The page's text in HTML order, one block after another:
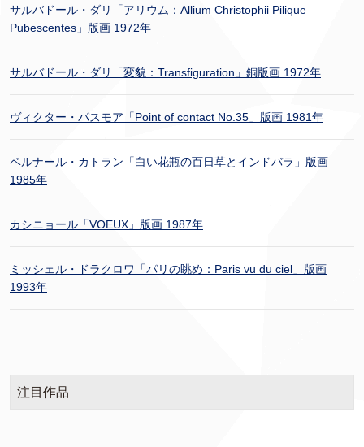
サルバドール・ダリ「アリウム：Allium Christophii Pilique
Pubescentes」版画 1972年
サルバドール・ダリ「変貌：Transfiguration」銅版画 1972年
ヴィクター・パスモア「Point of contact No.35」版画 1981年
ベルナール・カトラン「白い花瓶の百日草とインドバラ」版画
1985年
カシニョール「VOEUX」版画 1987年
ミッシェル・ドラクロワ「パリの眺め：Paris vu du ciel」版画
1993年
注目作品